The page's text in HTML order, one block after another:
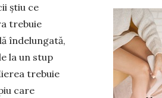
știu ce
trebuie
îndelungată,
la un stup
trebuie
care